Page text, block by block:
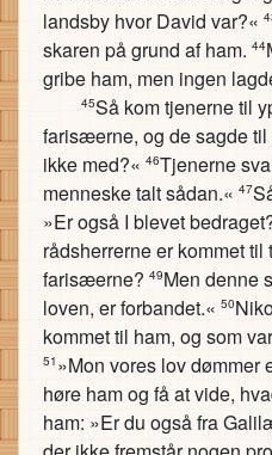
landsby hvor David var?«
skaren på grund af ham. 44
gribe ham, men ingen
45Så kom tjenerne til
farisæerne, og de sagde
ikke med?« 46Tjenerne
menneske talt sådan.« 47
»Er også I blevet
rådsherrerne er kommet til
farisæerne? 49Men denne
loven, er forbandet.« 50
kommet til ham, og som
51 »Mon vores lov dømmer
høre ham og få at vide,
ham: »Er du også fra